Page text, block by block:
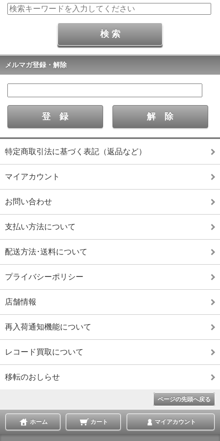
メルマガ登録・解除
特定商取引法に基づく表記（返品など）
マイアカウント
お問い合わせ
支払い方法について
配送方法･送料について
プライバシーポリシー
店舗情報
再入荷通知機能について
レコード買取について
移転のおしらせ
ページの先頭へ戻る
ホーム カート マイアカウント